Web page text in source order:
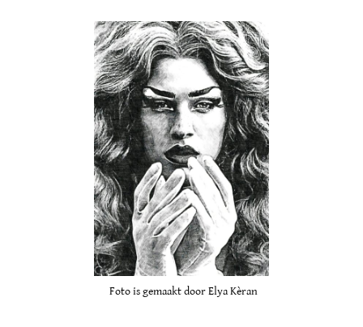
Foto is gemaakt door Elya Kèran